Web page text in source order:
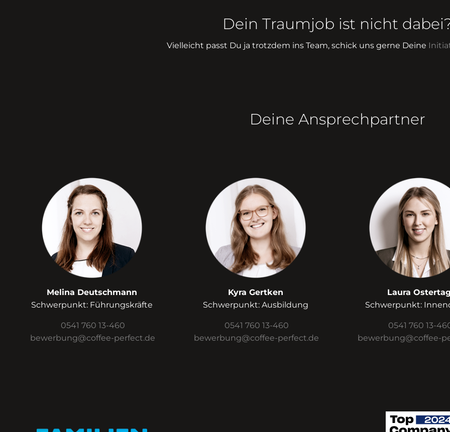
Dein Traumjob ist nicht
Vielleicht passt Du ja trotzdem ins Team, schick uns gerne Deine
Deine Ansprechpartner
Melina Deutschmann
Schwerpunkt: Führungskräfte
0541 760 13-460
bewerbung@coffee-perfect.de
Kyra Gertken
Schwerpunkt: Ausbildung
0541 760 13-460
bewerbung@coffee-perfect.de
Laura Ostertag
Schwerpunkt:
0541 760 13-
bewerbung@coffee-